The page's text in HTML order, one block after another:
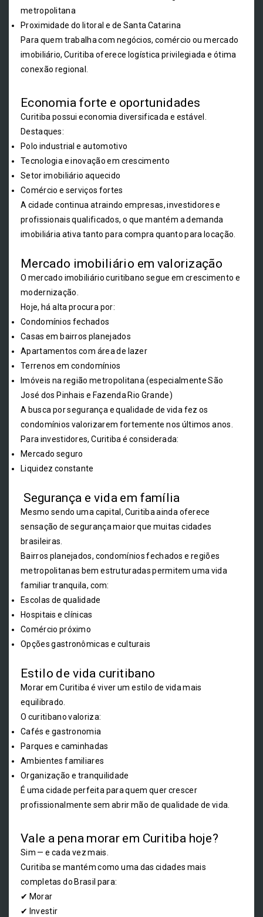
metropolitana
Proximidade do litoral e de Santa Catarina
Para quem trabalha com negócios, comércio ou mercado
imobiliário, Curitiba oferece logística privilegiada e ótima
conexão regional.
Economia forte e oportunidades
Curitiba possui economia diversificada e estável.
Destaques:
Polo industrial e automotivo
Tecnologia e inovação em crescimento
Setor imobiliário aquecido
Comércio e serviços fortes
A cidade continua atraindo empresas, investidores e
profissionais qualificados, o que mantém a demanda
imobiliária ativa tanto para compra quanto para locação.
Mercado imobiliário em valorização
O mercado imobiliário curitibano segue em crescimento e
modernização.
Hoje, há alta procura por:
Condomínios fechados
Casas em bairros planejados
Apartamentos com área de lazer
Terrenos em condomínios
Imóveis na região metropolitana (especialmente São
José dos Pinhais e Fazenda Rio Grande)
A busca por segurança e qualidade de vida fez os
condomínios valorizarem fortemente nos últimos anos.
Para investidores, Curitiba é considerada:
Mercado seguro
Liquidez constante
Segurança e vida em família
Mesmo sendo uma capital, Curitiba ainda oferece
sensação de segurança maior que muitas cidades
brasileiras.
Bairros planejados, condomínios fechados e regiões
metropolitanas bem estruturadas permitem uma vida
familiar tranquila, com:
Escolas de qualidade
Hospitais e clínicas
Comércio próximo
Opções gastronômicas e culturais
Estilo de vida curitibano
Morar em Curitiba é viver um estilo de vida mais
equilibrado.
O curitibano valoriza:
Cafés e gastronomia
Parques e caminhadas
Ambientes familiares
Organização e tranquilidade
É uma cidade perfeita para quem quer crescer
profissionalmente sem abrir mão de qualidade de vida.
Vale a pena morar em Curitiba hoje?
Sim — e cada vez mais.
Curitiba se mantém como uma das cidades mais
completas do Brasil para:
✔ Morar
✔ Investir